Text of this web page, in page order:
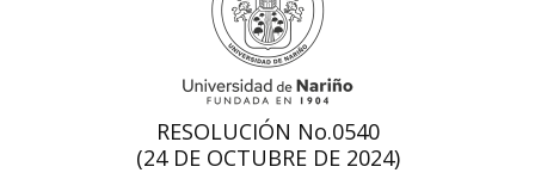
RESOLUCIÓN No.0540
(24 DE OCTUBRE DE 2024)